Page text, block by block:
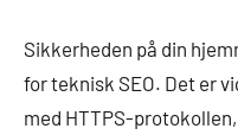
Sikkerheden på din
for teknisk SEO. Det er
med HTTPS-